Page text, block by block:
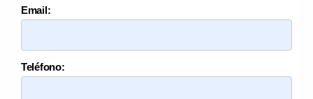
Email:
Teléfono: